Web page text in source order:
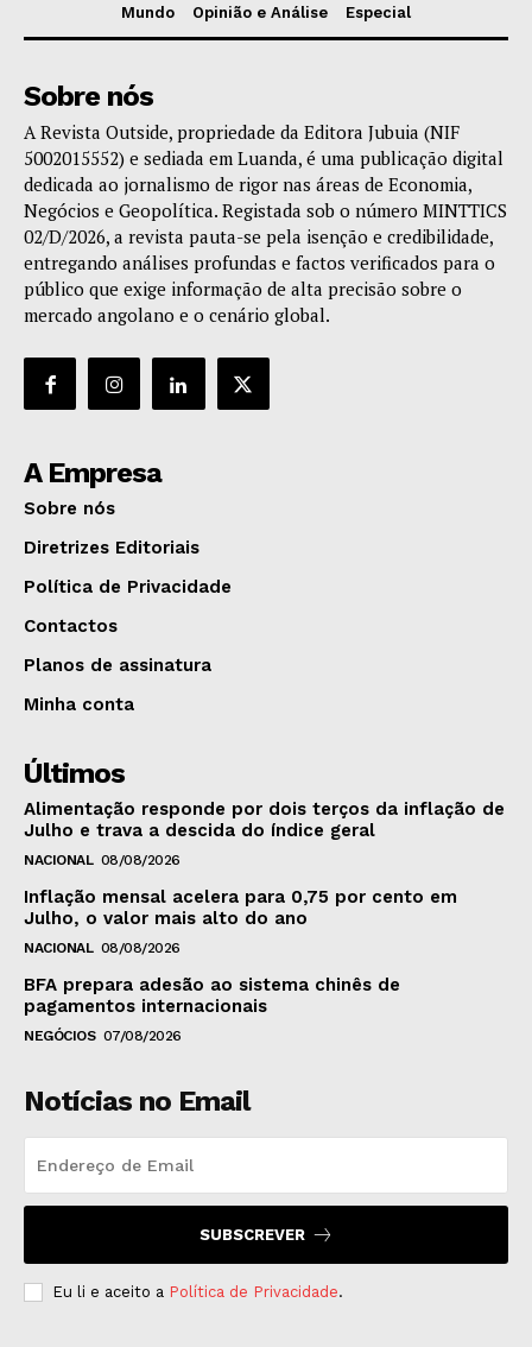
Mundo
Opinião e Análise Especial
Sobre nós
A Revista Outside, propriedade da Editora Jubuia (NIF
5002015552) e sediada em Luanda, é uma publicação digital
dedicada ao jornalismo de rigor nas áreas de Economia,
Negócios e Geopolítica. Registada sob o número MINTTICS
02/D/2026, a revista pauta-se pela isenção e credibilidade,
entregando análises profundas e factos verificados para o
público que exige informação de alta precisão sobre o
mercado angolano e o cenário global.
A Empresa
Sobre nós
Diretrizes Editoriais
Política de Privacidade
Contactos
Planos de assinatura
Minha conta
Últimos
Alimentação responde por dois terços da inflação de
Julho e trava a descida do índice geral
NACIONAL 08/08/2026
Inflação mensal acelera para 0,75 por cento em
Julho, o valor mais alto do ano
NACIONAL 08/08/2026
BFA prepara adesão ao sistema chinês de
pagamentos internacionais
NEGÓCIOS 07/08/2026
Notícias no Email
SUBSCREVER
Eu li e aceito a Política de Privacidade.